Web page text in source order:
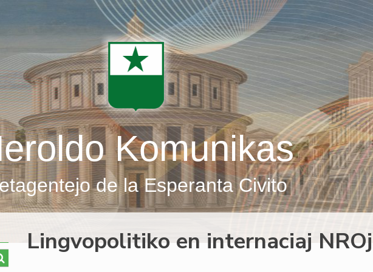
Komunikas
de la Esperanta Civito
Lingvopolitiko en internaciaj NROj